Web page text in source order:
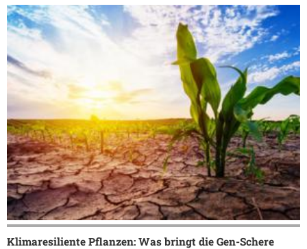
Klimaresiliente Pflanzen: Was bringt die Gen-Schere